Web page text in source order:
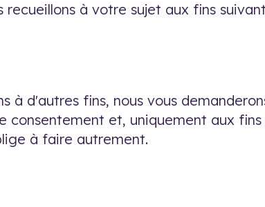
à votre sujet aux fins
à d'autres fins, nous vous
et, uniquement aux fins
à faire autrement.